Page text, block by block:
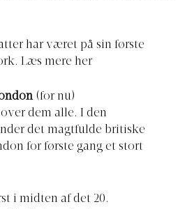
har været på sin første
Læs mere her
(for nu)
dem alle. I den
det magtfulde britiske
for første gang et stort
i midten af det 20.